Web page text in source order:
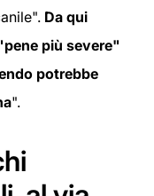
Da qui
più severe"
potrebbe
".